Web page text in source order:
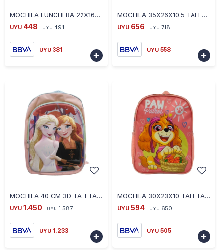
MOCHILA LUNCHERA 22X16X18 PAW PATROL F SALMON
UYU 448 UYU 491
UYU 381

MOCHILA 35X26X10.5 TAFETA FROZEN SALMON
UYU 656 UYU 718
UYU 558

MOCHILA 40 CM 3D TAFETA FROZEN MENTA
UYU 1.450 UYU 1.587
UYU 1.233

MOCHILA 30X23X10 TAFETA PAW FEM CORAL
UYU 594 UYU 650
UYU 505
